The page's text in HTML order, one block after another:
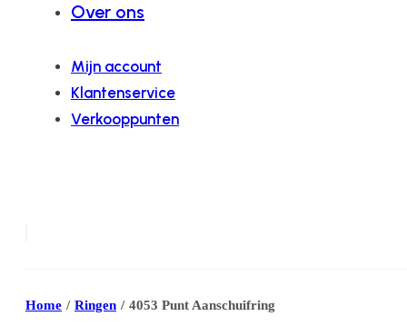
Over ons
Mijn account
Klantenservice
Verkooppunten
Home / Ringen / 4053 Punt Aanschuifring